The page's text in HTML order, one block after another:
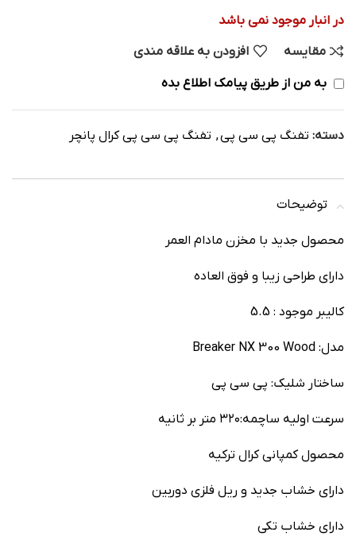
در انبار موجود نمی باشد
مقایسه
افزودن به علاقه مندی
به من از طریق پیامک اطلاع بده
دسته: تفنگ پی سی پی, تفنگ پی سی پی کرال پانچر
توضیحات
محصول جدید با مخزن مادام العمر
دارای طراحی زیبا و فوق العاده
کالیبر موجود : 5.5
مدل: Breaker NX 300 Wood
ساختار شلیک: پی سی پی
سرعت اولیه ساچمه:۳۲۰ متر بر ثانیه
محصول کمپانی کرال ترکیه
دارای خشاب جدید و ریل فلزی دوربین
دارای خشاب تکی